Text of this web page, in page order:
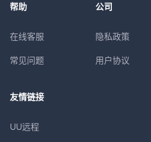
帮助
在线客服
常见问题
公司
隐私政策
用户协议
友情链接
UU远程